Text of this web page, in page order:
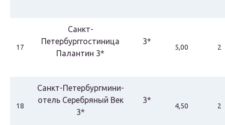
17
Санкт-
Петербурггостиница
Палантин 3*
3*
5,00 2
18
Санкт-Петербургмини-
отель Серебряный Век
3*
3*
4,50 2